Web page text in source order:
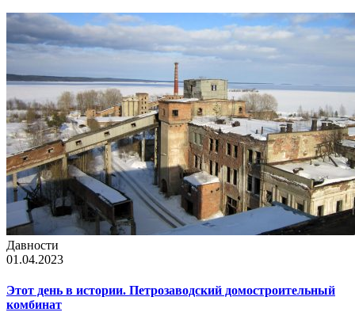
Давности
01.04.2023
Этот день в истории. Петрозаводский домостроительный
комбинат